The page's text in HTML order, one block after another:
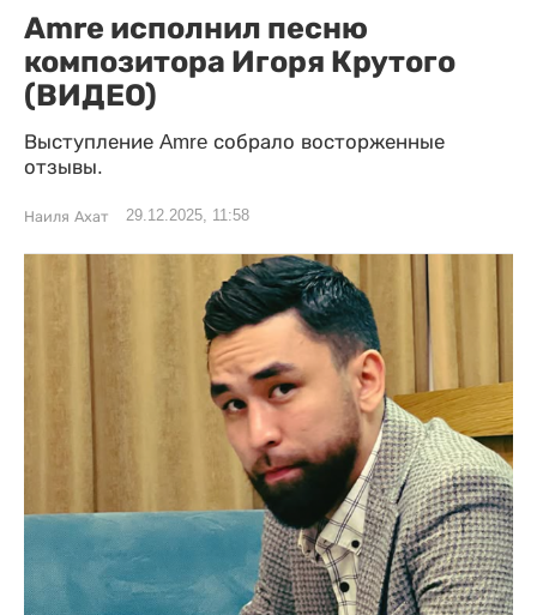
Amre исполнил песню
композитора Игоря Крутого
(ВИДЕО)
Выступление Amre собрало восторженные
отзывы.
Наиля Ахат 29.12.2025, 11:58